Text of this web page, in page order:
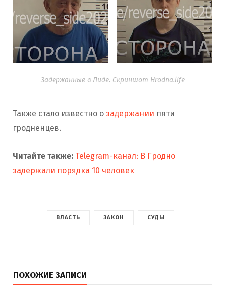
Задержанные в Лиде. Скриншот Hrodna.life
Также стало известно о задержании пяти
гродненцев.
Читайте также: Telegram-канал: В Гродно
задержали порядка 10 человек
ВЛАСТЬ ЗАКОН СУДЫ
ПОХОЖИЕ ЗАПИСИ